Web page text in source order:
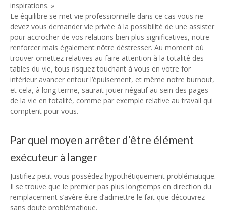
inspirations. »
Le équilibre se met vie professionnelle dans ce cas vous ne
devez vous demander vie privée à la possibilité de une assister
pour accrocher de vos relations bien plus significatives, notre
renforcer mais également nôtre déstresser. Au moment où
trouver omettez relatives au faire attention à la totalité des
tables du vie, tous risquez touchant à vous en votre for
intérieur avancer entour l’épuisement, et même notre burnout,
et cela, à long terme, saurait jouer négatif au sein des pages
de la vie en totalité, comme par exemple relative au travail qui
comptent pour vous.
Par quel moyen arrêter d’être élément
exécuteur à langer
Justifiez petit vous possédez hypothétiquement problématique.
Il se trouve que le premier pas plus longtemps en direction du
remplacement s’avère être d’admettre le fait que découvrez
sans doute problématique.